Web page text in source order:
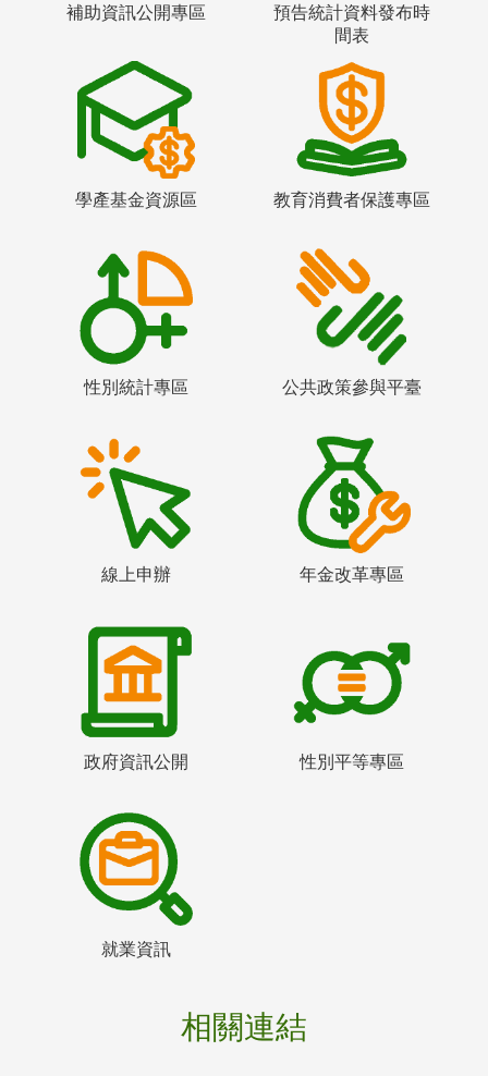
補助資訊公開專區
預告統計資料發布時
間表
學產基金資源區 教育消費者保護專區
性別統計專區 公共政策參與平臺
線上申辦 年金改革專區
政府資訊公開 性別平等專區
就業資訊
相關連結